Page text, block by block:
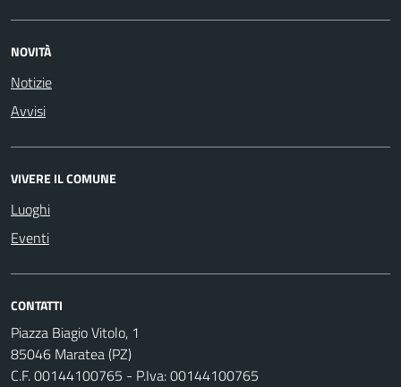
NOVITÀ
Notizie
Avvisi
VIVERE IL COMUNE
Luoghi
Eventi
CONTATTI
Piazza Biagio Vitolo, 1
85046 Maratea (PZ)
C.F. 00144100765 - P.Iva: 00144100765